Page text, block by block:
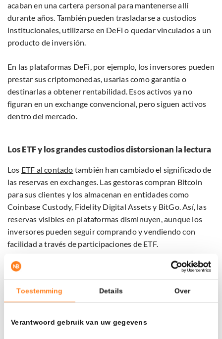
Toestemming Details Over
Verantwoord gebruik van uw gegevens
acaban en una cartera personal para mantenerse allí
durante años. También pueden trasladarse a custodios
institucionales, utilizarse en DeFi o quedar vinculados a un
producto de inversión.
En las plataformas DeFi, por ejemplo, los inversores pueden
prestar sus criptomonedas, usarlas como garantía o
destinarlas a obtener rentabilidad. Esos activos ya no
figuran en un exchange convencional, pero siguen activos
dentro del mercado.
Los ETF y los grandes custodios distorsionan la lectura
Los ETF al contado también han cambiado el significado de
las reservas en exchanges. Las gestoras compran Bitcoin
para sus clientes y los almacenan en entidades como
Coinbase Custody, Fidelity Digital Assets y BitGo. Así, las
reservas visibles en plataformas disminuyen, aunque los
inversores pueden seguir comprando y vendiendo con
facilidad a través de participaciones de ETF.
Los ETF de Bitcoin en Estados Unidos ya poseen más de
641.400 BTC(73.000 millones de dólares). Los ETF de
Ethereum gestionan además alrededor de
7,7 millones de
ETH(13.700 millones de dólares). Estas monedas están
fuera de las plataformas de negociación tradicionales, pero